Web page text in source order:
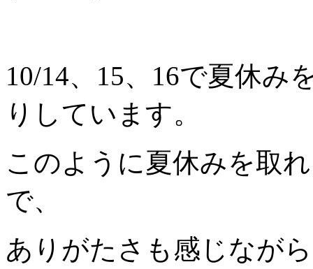
10/14、15、16で夏休み
りしています。
このように夏休みを取
で、
ありがたさも感じなが